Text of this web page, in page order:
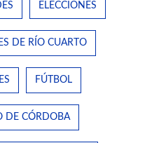
ELECCIONES
DE RÍO CUARTO
FÚTBOL
DE CÓRDOBA